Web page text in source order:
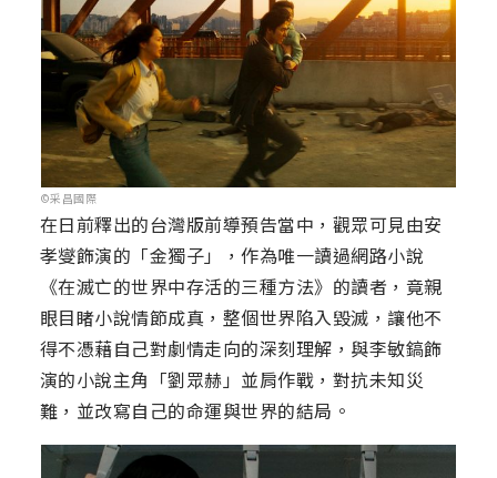
©采昌國際
在日前釋出的台灣版前導預告當中，觀眾可見由安
孝燮飾演的「金獨子」，作為唯一讀過網路小說
《在滅亡的世界中存活的三種方法》的讀者，竟親
眼目睹小說情節成真，整個世界陷入毀滅，讓他不
得不憑藉自己對劇情走向的深刻理解，與李敏鎬飾
演的小說主角「劉眾赫」並肩作戰，對抗未知災
難，並改寫自己的命運與世界的結局。